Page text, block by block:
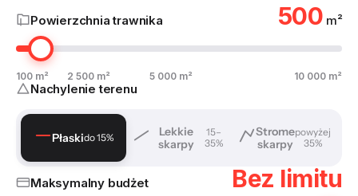
Powierzchnia trawnika 500 m²
100 m² 2 500 m² 5 000 m² 10 000 m²
Nachylenie terenu
Płaskido 15%
Lekkie
skarpy
15–
35%
Strome
skarpy
powyżej
35%
Maksymalny budżet Bez limitu